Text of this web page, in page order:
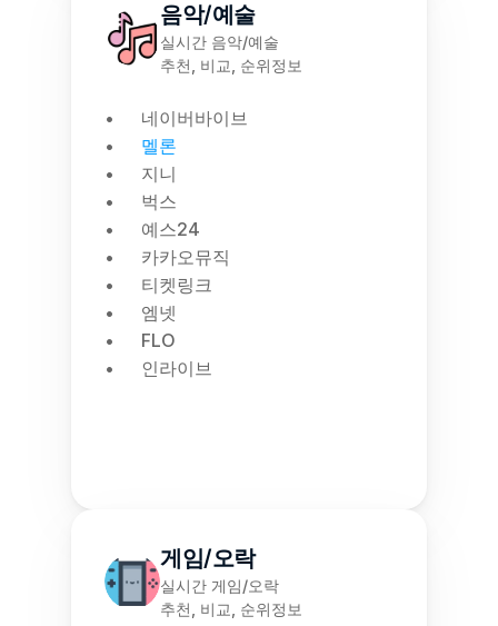
음악/예술
실시간 음악/예술
추천, 비교, 순위정보
네이버바이브
멜론
지니
벅스
예스24
카카오뮤직
티켓링크
엠넷
FLO
인라이브
게임/오락
실시간 게임/오락
추천, 비교, 순위정보